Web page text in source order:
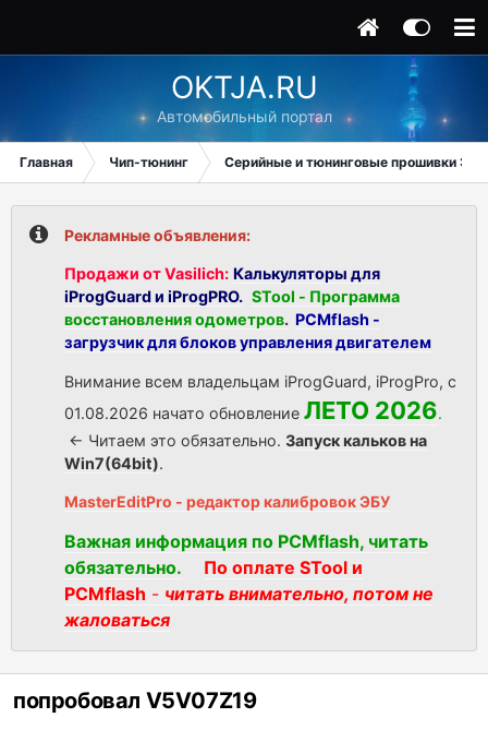
OKTJA.RU
Автомобильный портал
Главная Чип-тюнинг Серийные и тюнинговые прошивки ЭБУ
Рекламные объявления:
Продажи от Vasilich: Калькуляторы для
iProgGuard и iProgPRO. STool - Программа
восстановления одометров. PCMflash -
загрузчик для блоков управления двигателем
Внимание всем владельцам iProgGuard, iProgPro, с
01.08.2026 начато обновление ЛЕТО 2026.
<- Читаем это обязательно. Запуск кальков на
Win7(64bit).
MasterEditPro - редактор калибровок ЭБУ
Важная информация по PCMflash, читать
обязательно.
По оплате STool и
PCMflash - читать внимательно, потом не
жаловаться
попробовал V5V07Z19